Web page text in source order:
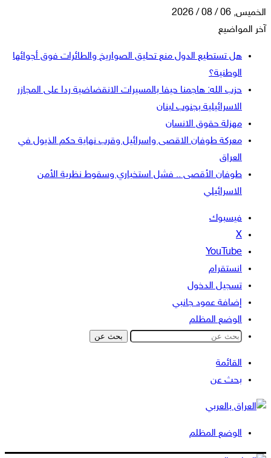
الخميس, 06 / 08 / 2026
آخر المواضيع
هل تستطيع الدول منع تحليق الصواريخ والطائرات فوق أجوائها
الوطنية؟
حزب الله: هاجمنا حيفا بالمسيرات الانقضاضية ردا على المجازر
الاسرائيلية بجنوب لبنان
مهزلة حقوق الانسان
معركة طوفان الاقصى واسرائيل وقرب نهاية حكم الذيول في
العراق
طوفان الأقصى .. فشل استخباري وسقوط نظرية الأمن
الاسرائيلي
فيسبوك
‫X
‫YouTube
انستقرام
تسجيل الدخول
إضافة عمود جانبي
الوضع المظلم
بحث عن
القائمة
بحث عن
الوضع المظلم